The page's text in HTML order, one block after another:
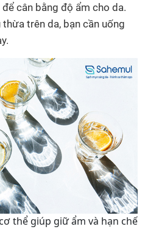
cân bằng độ ẩm cho da.
trên da, bạn cần uống
thể giúp giữ ẩm và hạn chế